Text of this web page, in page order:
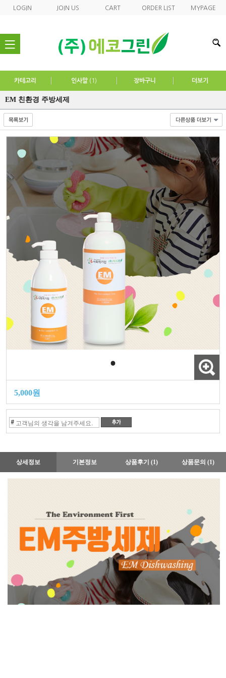
LOGIN JOIN US CART ORDER LIST MYPAGE
카테고리 인사말(1) 장바구니 더보기
nav
EM 친환경 주방세제
5,000원
#
상세정보 기본정보 상품후기 (1) 상품문의 (1)